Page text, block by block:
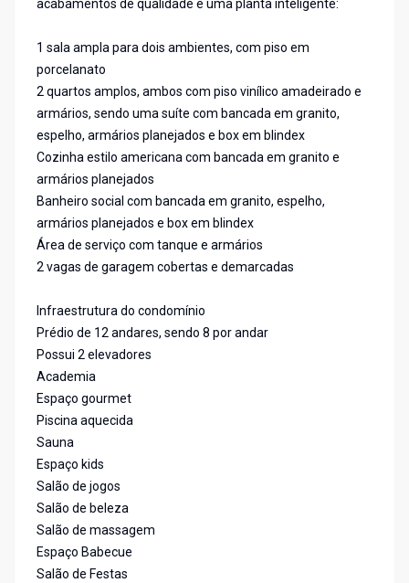
acabamentos de qualidade e uma planta inteligente:
1 sala ampla para dois ambientes, com piso em
porcelanato
2 quartos amplos, ambos com piso vinílico amadeirado e
armários, sendo uma suíte com bancada em granito,
espelho, armários planejados e box em blindex
Cozinha estilo americana com bancada em granito e
armários planejados
Banheiro social com bancada em granito, espelho,
armários planejados e box em blindex
Área de serviço com tanque e armários
2 vagas de garagem cobertas e demarcadas
Infraestrutura do condomínio
Prédio de 12 andares, sendo 8 por andar
Possui 2 elevadores
Academia
Espaço gourmet
Piscina aquecida
Sauna
Espaço kids
Salão de jogos
Salão de beleza
Salão de massagem
Espaço Babecue
Salão de Festas